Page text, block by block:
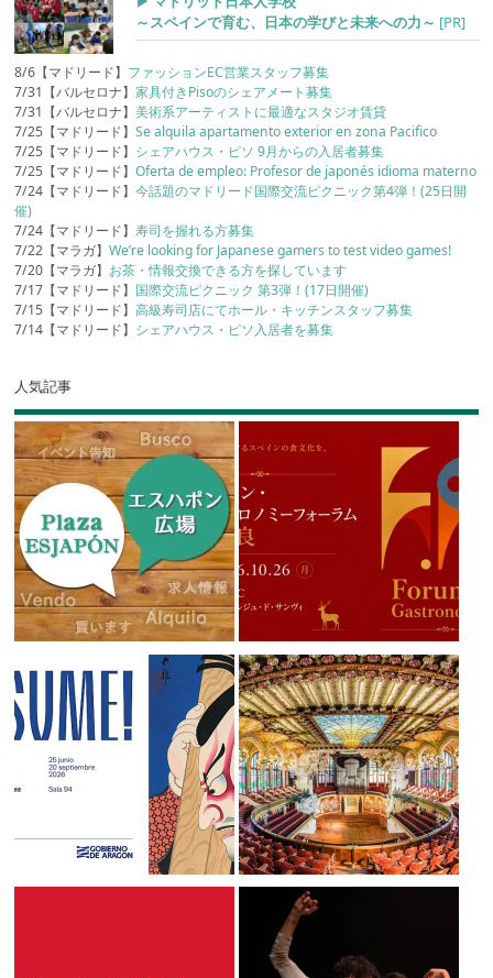
～スペインで育む、日本の学びと未来への力～ [PR]
8/6【マドリード】 ファッションEC営業スタッフ募集
7/31【バルセロナ】家具付きPisoのシェアメート募集
7/31【バルセロナ】美術系アーティストに最適なスタジオ賃貸
7/25【マドリード】Se alquila apartamento exterior en zona Pacifico
7/25【マドリード】 シェアハウス・ピソ 9月からの入居者募集
7/25【マドリード】Oferta de empleo: Profesor de japonés idioma materno
7/24【マドリード】今話題のマドリード国際交流ピクニック第4弾！(25日開
催)
7/24【マドリード】寿司を握れる方募集
7/22【マラガ】We’re looking for Japanese gamers to test video games!
7/20【マラガ】 お茶・情報交換できる方を探しています
7/17【マドリード】 国際交流ピクニック 第3弾！(17日開催)
7/15【マドリード】高級寿司店にてホール・キッチンスタッフ募集
7/14【マドリード】 シェアハウス・ピソ入居者を募集
人気記事